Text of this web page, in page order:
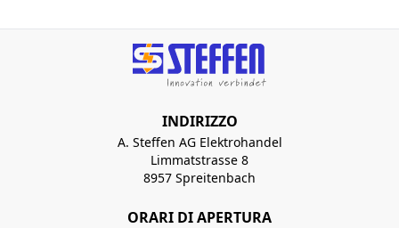
INDIRIZZO
A. Steffen AG Elektrohandel
Limmatstrasse 8
8957 Spreitenbach
ORARI DI APERTURA